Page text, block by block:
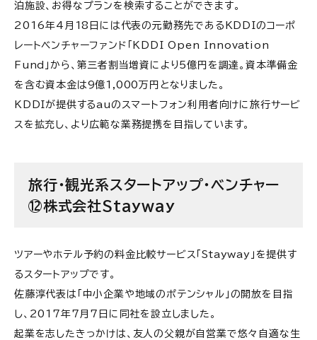
泊施設、お得なプランを検索することができます。
2016年4月18日には代表の元勤務先であるKDDIのコーポ
レートベンチャーファンド「KDDI Open Innovation
Fund」から、第三者割当増資により5億円を調達。資本準備金
を含む資本金は9億1,000万円となりました。
KDDIが提供するauのスマートフォン利用者向けに旅行サービ
スを拡充し、より広範な業務提携を目指しています。
旅行・観光系スタートアップ・ベンチャー
⑫株式会社Stayway
ツアーやホテル予約の料金比較サービス「Stayway」を提供す
るスタートアップです。
佐藤淳代表は「中小企業や地域のポテンシャル」の開放を目指
し、2017年7月7日に同社を設立しました。
起業を志したきっかけは、友人の父親が自営業で悠々自適な生